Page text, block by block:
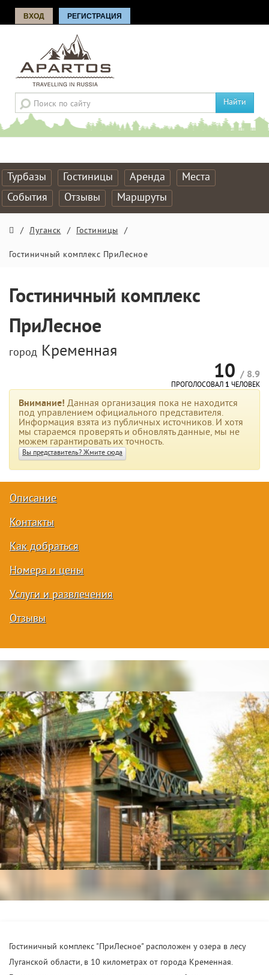
ВХОД РЕГИСТРАЦИЯ
Найти
Турбазы Гостиницы Аренда
Места
События
Отзывы Маршруты
/ Луганск / Гостиницы /
Гостиничный комплекс ПриЛесное
Гостиничный комплекс
ПриЛесное
город Кременная
10 / 8.9
ПРОГОЛОСОВАЛ 1 ЧЕЛОВЕК
Внимание! Данная организация пока не находится
под управлением официального представителя.
Информация взята из публичных источников. И хотя
мы стараемся проверять и обновлять данные, мы не
можем гарантировать их точность.
Вы представитель? Жмите сюда
Описание
Контакты
Как добраться
Номера и цены
Услуги и развлечения
Отзывы
Гостиничный комплекс "ПриЛесное" расположен у озера в лесу
Луганской области, в 10 километрах от города Кременная.